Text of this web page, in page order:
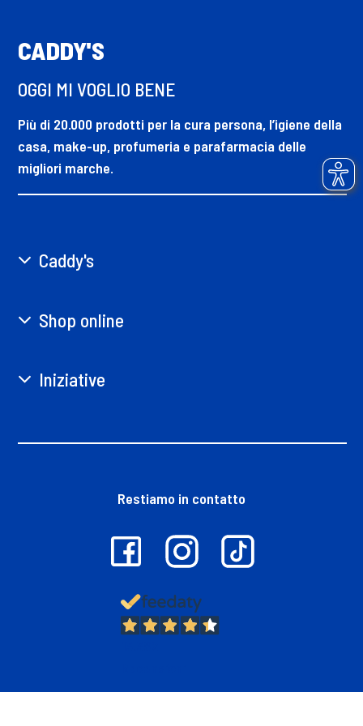
CADDY'S
OGGI MI VOGLIO BENE
Più di 20.000 prodotti per la cura persona, l’igiene della
casa, make-up, profumeria e parafarmacia delle
migliori marche.
Caddy's
Shop online
Iniziative
Restiamo in contatto